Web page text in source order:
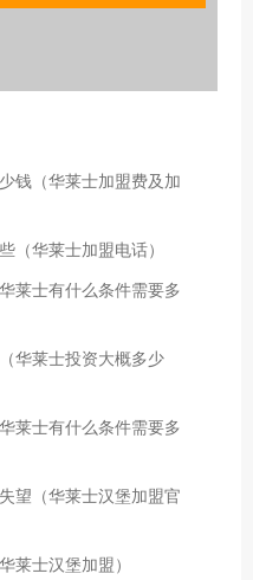
钱（华莱士加盟费及加
（华莱士加盟电话）
莱士有什么条件需要多
华莱士投资大概多少
莱士有什么条件需要多
望（华莱士汉堡加盟官
莱士汉堡加盟）